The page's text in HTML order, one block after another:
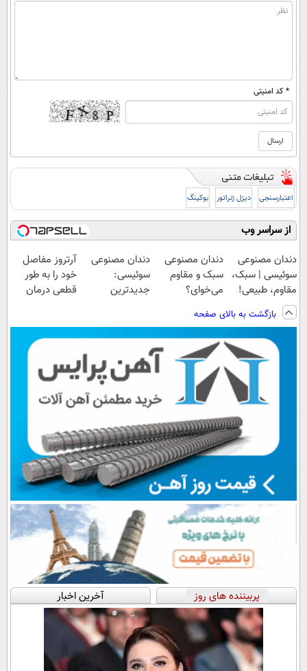
* کد امنیتی
اعتبارسنجی دیزل ژنراتور بوکینگ
از سراسر وب
دندان مصنوعی
سوئیسی | سبک،
مقاوم، طبیعی!
ویزیت
رایگان+پرداخت
اقساطی😍
دندان مصنوعی
سبک و مقاوم
می‌خوای؟
هم داریم!😍 |
📍تهران
دندان مصنوعی
سوئیسی:
جدیدترین
پرداخت قسطی
آرتروز مفاصل
خود را به طور
قطعی درمان
بازگشت به بالای صفحه
پربیننده های روز آخرین اخبار